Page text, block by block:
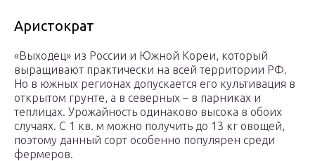
Аристократ
«Выходец» из России и Южной Кореи, который
выращивают практически на всей территории РФ.
Но в южных регионах допускается его культивация в
открытом грунте, а в северных – в парниках и
теплицах. Урожайность одинаково высока в обоих
случаях. С 1 кв. м можно получить до 13 кг овощей,
поэтому данный сорт особенно популярен среди
фермеров.